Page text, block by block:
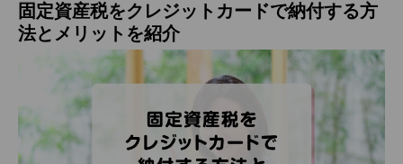
固定資産税をクレジットカードで納付する方
法とメリットを紹介